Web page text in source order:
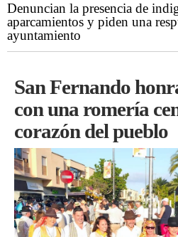
Denuncian la presencia de
aparcamientos y piden una
ayuntamiento
San Fernando
con una romería
corazón del pueblo